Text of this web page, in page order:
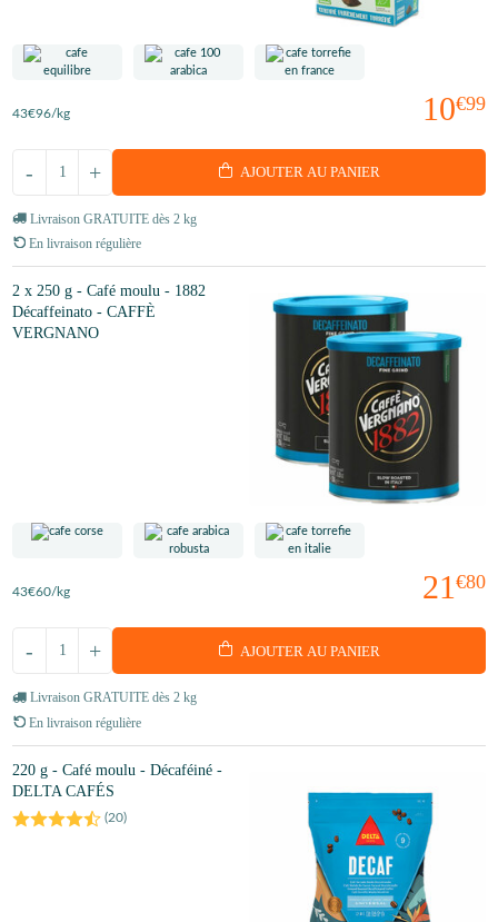
10€99
43€96/kg
+
- AJOUTER AU PANIER
Livraison GRATUITE dès 2 kg
En livraison régulière
2 x 250 g - Café moulu - 1882
Décaffeinato - CAFFÈ
VERGNANO
21 €80
43€60/kg
+
- AJOUTER AU PANIER
Livraison GRATUITE dès 2 kg
En livraison régulière
220 g - Café moulu - Décaféiné -
DELTA CAFÉS
(20)